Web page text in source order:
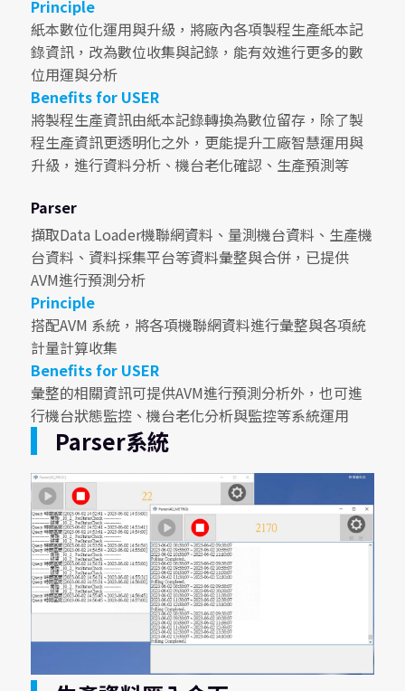
Principle
紙本數位化運用與升級，將廠內各項製程生產紙本記
錄資訊，改為數位收集與記錄，能有效進行更多的數
位用運與分析
Benefits for USER
將製程生產資訊由紙本記錄轉換為數位留存，除了製
程生產資訊更透明化之外，更能提升工廠智慧運用與
升級，進行資料分析、機台老化確認、生產預測等
Parser
擷取Data Loader機聯網資料、量測機台資料、生產機
台資料、資料採集平台等資料彙整與合併，已提供
AVM進行預測分析
Principle
搭配AVM 系統，將各項機聯網資料進行彙整與各項統
計量計算收集
Benefits for USER
彙整的相關資訊可提供AVM進行預測分析外，也可進
行機台狀態監控、機台老化分析與監控等系統運用
Parser系統